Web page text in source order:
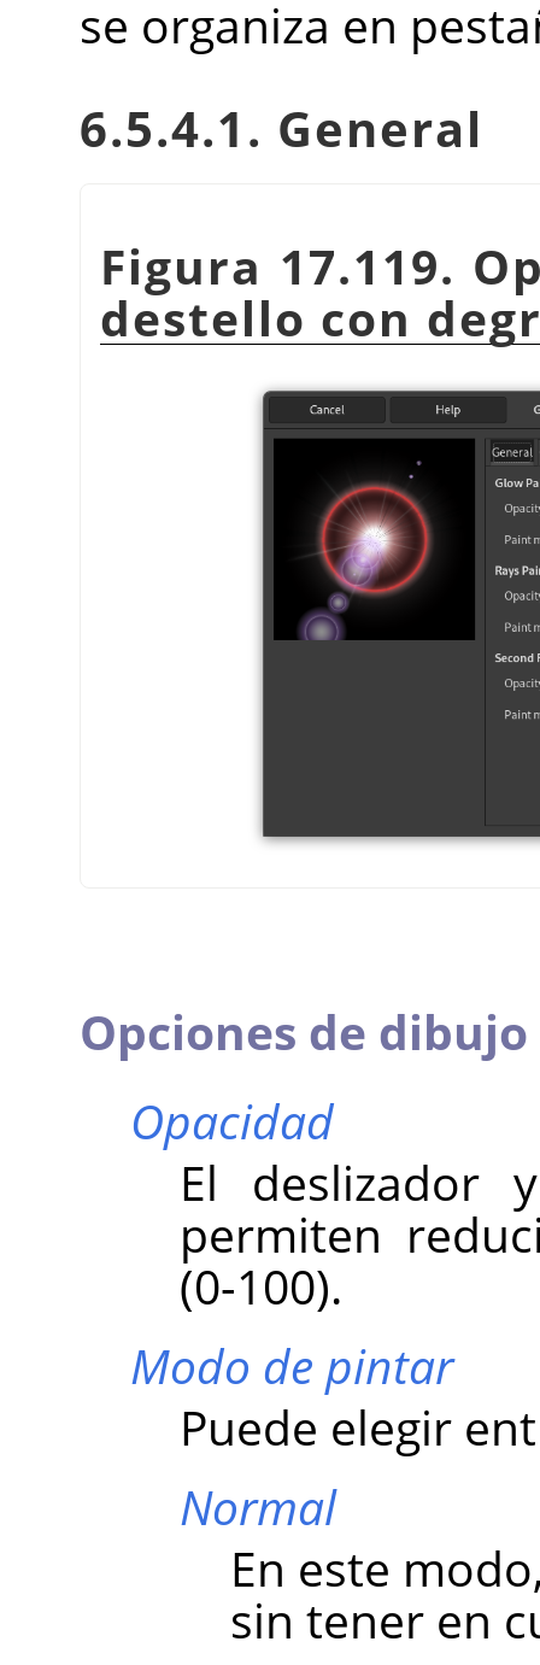
se organiza en
6.5.4.1. General
Figura 17.119.
destello con
Opciones de
Opacidad
El deslizador
permiten
(0-100).
Modo de pintar
Puede elegir
Normal
En este
sin tener en